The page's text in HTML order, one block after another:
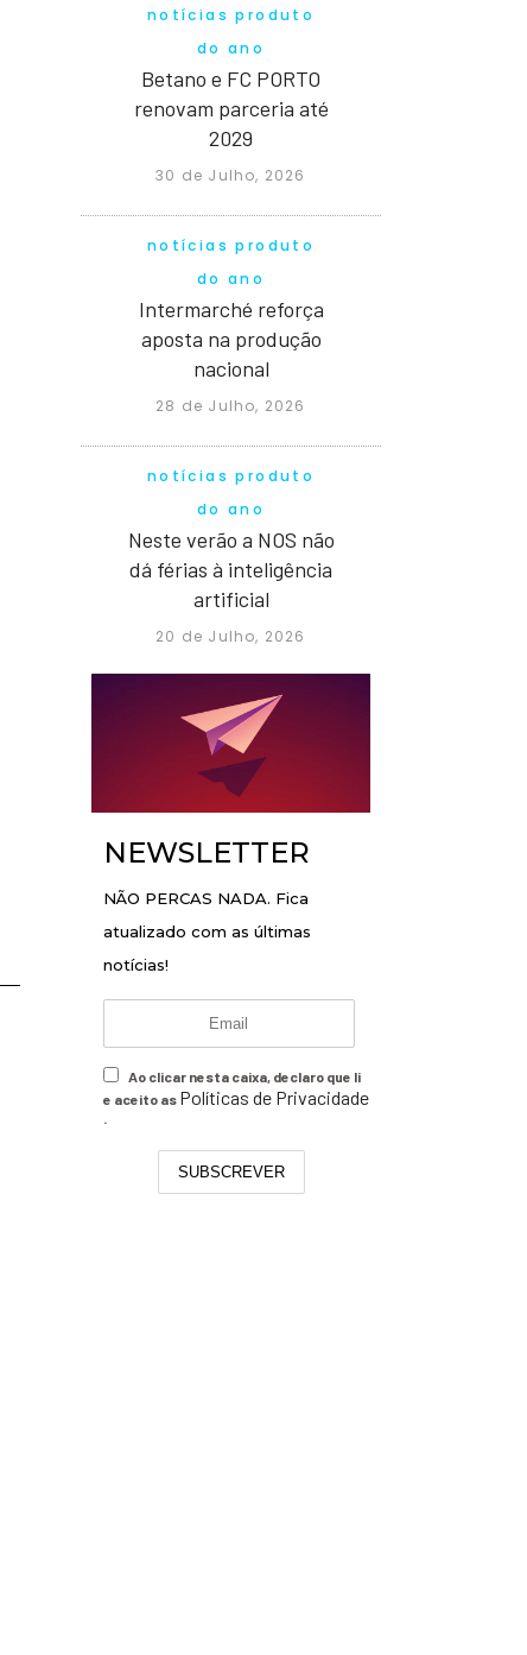
notícias produto
do ano
Betano e FC PORTO
renovam parceria até
2029
30 de Julho, 2026
notícias produto
do ano
Intermarché reforça
aposta na produção
nacional
28 de Julho, 2026
notícias produto
do ano
Neste verão a NOS não
dá férias à inteligência
artificial
20 de Julho, 2026
NEWSLETTER
NÃO PERCAS NADA. Fica
atualizado com as últimas
notícias!
Ao clicar nesta caixa, declaro que li
e aceito as Políticas de Privacidade
.
SUBSCREVER